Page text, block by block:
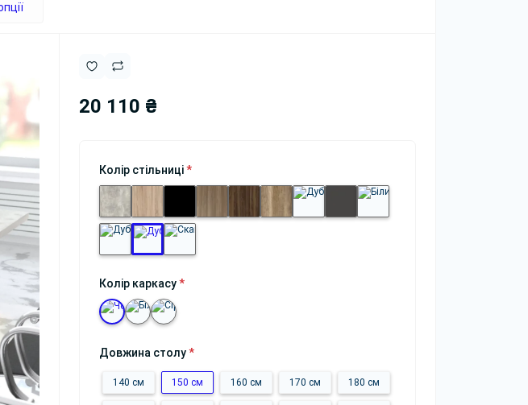
20 110 ₴
Колір стільниці*
Колір каркасу*
Довжина столу*
140 см 150 см 160 см 170 см 180 см